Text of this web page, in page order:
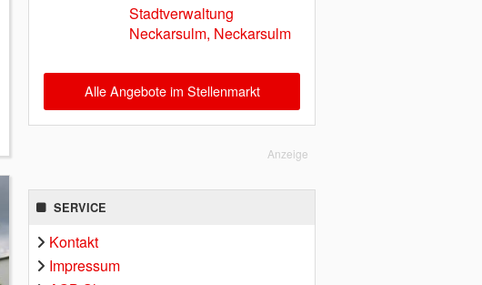
Stadtverwaltung
Neckarsulm, Neckarsulm
Alle Angebote im Stellenmarkt
Anzeige
SERVICE
Kontakt
Impressum